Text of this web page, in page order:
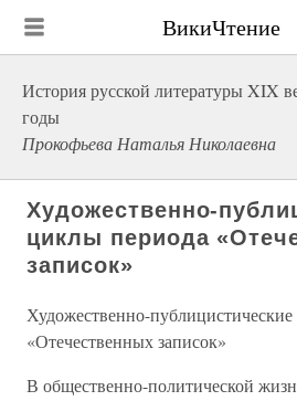
ВикиЧтение
История русской литературы XIX
годы
Прокофьева Наталья Николаевна
Художественно-
циклы периода
записок»
Художественно-
«Отечественных записок»
В общественно-политической